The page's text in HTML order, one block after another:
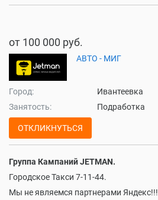
от 100 000 руб.
АВТО - МИГ
Город:
Ивантеевка
Занятость:
Подработка
ОТКЛИКНУТЬСЯ
Группа Кампаний JETMAN.
Городское Такси 7-11-44.
Мы не являемся партнерами Яндекс!!!